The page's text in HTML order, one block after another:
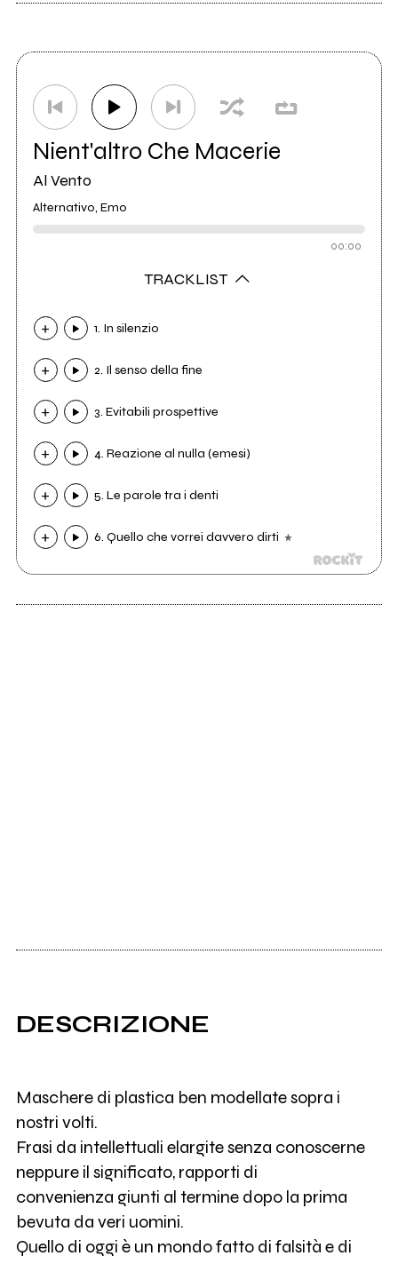
Nient'altro Che Macerie
Al Vento
Alternativo, Emo
00:00
TRACKLIST
1. In silenzio
2. Il senso della fine
3. Evitabili prospettive
4. Reazione al nulla (emesi)
5. Le parole tra i denti
6. Quello che vorrei davvero dirti
DESCRIZIONE
Maschere di plastica ben modellate sopra i
nostri volti.
Frasi da intellettuali elargite senza conoscerne
neppure il significato, rapporti di
convenienza giunti al termine dopo la prima
bevuta da veri uomini.
Quello di oggi è un mondo fatto di falsità e di